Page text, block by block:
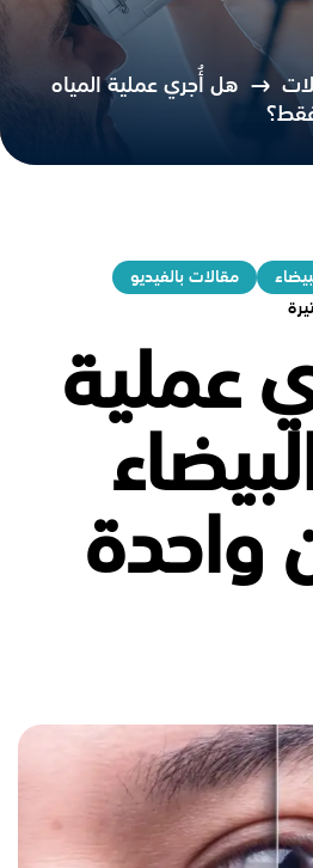
هل أُجري عملية المياه
فقط؟
مقالات بالفيديو
عملية
واحدة